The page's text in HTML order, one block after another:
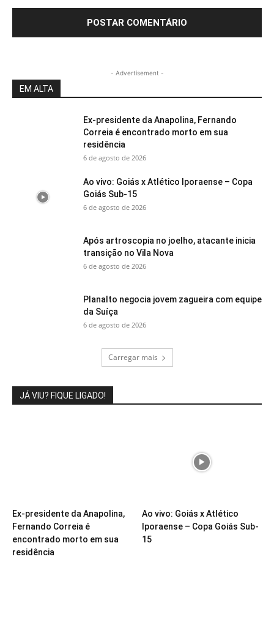
- Advertisement -
EM ALTA
Ex-presidente da Anapolina, Fernando
Correia é encontrado morto em sua
residência
6 de agosto de 2026
Ao vivo: Goiás x Atlético Iporaense – Copa
Goiás Sub-15
6 de agosto de 2026
Após artroscopia no joelho, atacante inicia
transição no Vila Nova
6 de agosto de 2026
Planalto negocia jovem zagueira com equipe
da Suíça
6 de agosto de 2026
Carregar mais
JÁ VIU? FIQUE LIGADO!
Ex-presidente da Anapolina,
Fernando Correia é
encontrado morto em sua
residência
Ao vivo: Goiás x Atlético
Iporaense – Copa Goiás Sub-
15